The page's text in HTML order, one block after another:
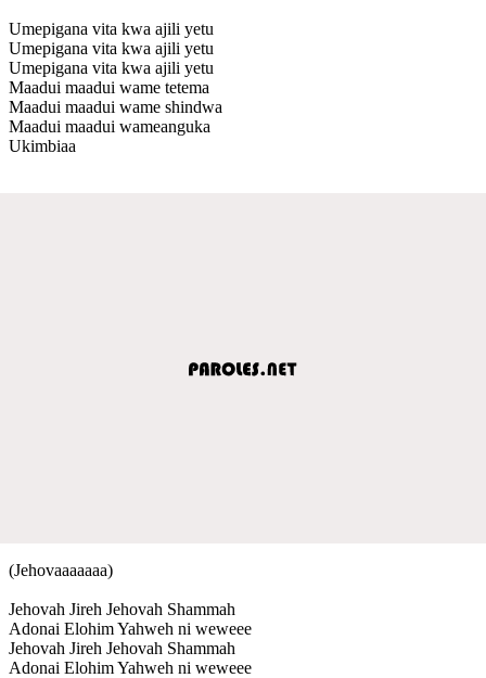
Umepigana vita kwa ajili yetu
Umepigana vita kwa ajili yetu
Umepigana vita kwa ajili yetu
Maadui maadui wame tetema
Maadui maadui wame shindwa
Maadui maadui wameanguka
Ukimbiaa
(Jehovaaaaaaa)
Jehovah Jireh Jehovah Shammah
Adonai Elohim Yahweh ni weweee
Jehovah Jireh Jehovah Shammah
Adonai Elohim Yahweh ni weweee